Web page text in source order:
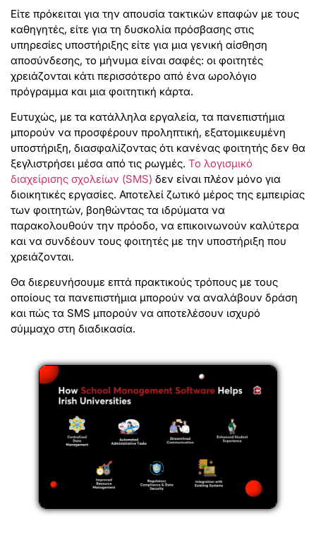
Είτε πρόκειται για την απουσία τακτικών επαφών με τους
καθηγητές, είτε για τη δυσκολία πρόσβασης στις
υπηρεσίες υποστήριξης είτε για μια γενική αίσθηση
αποσύνδεσης, το μήνυμα είναι σαφές: οι φοιτητές
χρειάζονται κάτι περισσότερο από ένα ωρολόγιο
πρόγραμμα και μια φοιτητική κάρτα.
Ευτυχώς, με τα κατάλληλα εργαλεία, τα πανεπιστήμια
μπορούν να προσφέρουν προληπτική, εξατομικευμένη
υποστήριξη, διασφαλίζοντας ότι κανένας φοιτητής δεν θα
ξεγλιστρήσει μέσα από τις ρωγμές. Το λογισμικό
διαχείρισης σχολείων (SMS) δεν είναι πλέον μόνο για
διοικητικές εργασίες. Αποτελεί ζωτικό μέρος της εμπειρίας
των φοιτητών, βοηθώντας τα ιδρύματα να
παρακολουθούν την πρόοδο, να επικοινωνούν καλύτερα
και να συνδέουν τους φοιτητές με την υποστήριξη που
χρειάζονται.
Θα διερευνήσουμε επτά πρακτικούς τρόπους με τους
οποίους τα πανεπιστήμια μπορούν να αναλάβουν δράση
και πώς τα SMS μπορούν να αποτελέσουν ισχυρό
σύμμαχο στη διαδικασία.